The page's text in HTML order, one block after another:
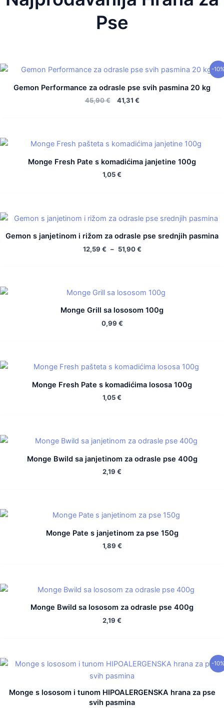
Pse
-
Gemon Performance za odrasle pse svih pasmina 20 kg
45,90€
Izvorna
cijena
bila
je:
45,90 €.
41,31 €
Trenutna
41,31 €.
Monge Fresh Pate s komadićima janjetine 100g
1,05€
Gemon s janjetinom i rižom za odrasle pse srednjih pasmina
12,59 € – 51,90€
Monge Grill sa lososom 100g
0,99 €
Monge Fresh Pate s komadićima lososa 100g
1,05€
Monge Bwild sa janjetinom za odrasle pse 400g
2,19 €
Monge Pate s janjetinom za pse 150g
1,89 €
Monge Bwild sa lososom za odrasle pse 400g
2,19 €
-
Monge s lososom i tunom HIPOALERGENSKA hrana za pse
svih pasmina